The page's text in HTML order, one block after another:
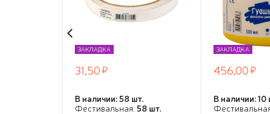
ЗАКЛАДКА
31,50
В наличии: 58 шт.
Фестивальная: 58 шт.
ЗАКЛАДКА
456,00
В наличии: 10